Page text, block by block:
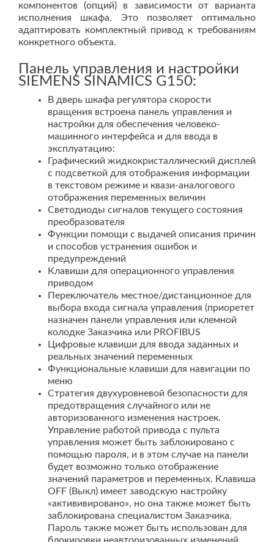
компонентов (опций) в зависимости от варианта
исполнения шкафа. Это позволяет оптимально
адаптировать комплектный привод к требованиям
конкретного объекта.
Панель управления и настройки
SIEMENS SINAMICS G150:
В дверь шкафа регулятора скорости
вращения встроена панель управления и
настройки для обеспечения человеко-
машинного интерфейса и для ввода в
эксплуатацию:
Графический жидкокристаллический дисплей
с подсветкой для отображения информации
в текстовом режиме и квази-аналогового
отображения переменных величин
Светодиоды сигналов текущего состояния
преобразователя
Функции помощи с выдачей описания причин
и способов устранения ошибок и
предупреждений
Клавиши для операционного управления
приводом
Переключатель местное/дистанционное для
выбора входа сигнала управления (приоретет
назначен панели управления или клемной
колодке Заказчика или PROFIBUS
Цифровые клавиши для ввода заданных и
реальных значений переменных
Функциональные клавиши для навигации по
меню
Стратегия двухуровневой безопасности для
предотвращения случайного или не
авторизованного изменения настроек.
Управление работой привода с пульта
управления может быть заблокировано с
помощью пароля, и в этом случае на панели
будет возможно только отображение
значений параметров и переменных. Клавиша
OFF (Выкл) имеет заводскую настройку
«актививировано», но она также может быть
заблокирована специалистом Заказчика.
Пароль также может быть использован для